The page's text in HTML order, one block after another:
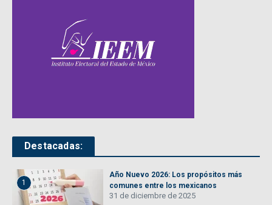
Destacadas:
1
Año Nuevo 2026: Los propósitos más
comunes entre los mexicanos
31 de diciembre de 2025